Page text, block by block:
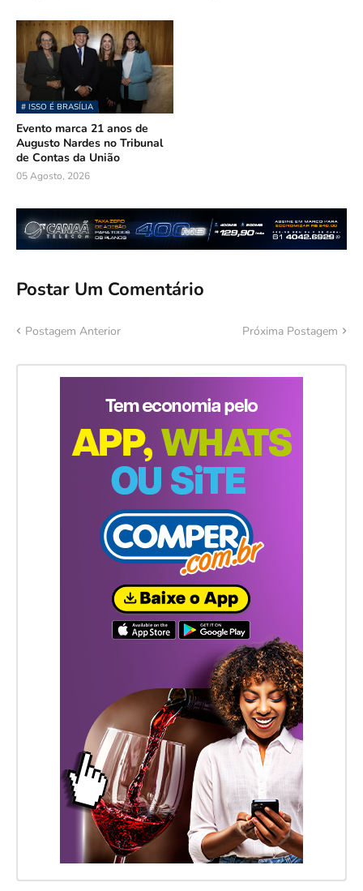
# ISSO É BRASÍLIA
Evento marca 21 anos de
Augusto Nardes no Tribunal
de Contas da União
05 Agosto, 2026
Postar Um Comentário
Postagem Anterior Próxima Postagem